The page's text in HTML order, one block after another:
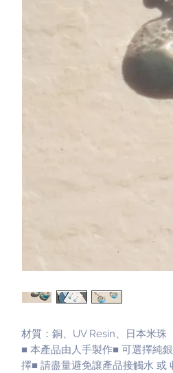
材質：銅、UV Resin、日本米珠
■ 本產品由人手製作■ 可選擇純
擇■ 請盡量避免讓產品接觸水